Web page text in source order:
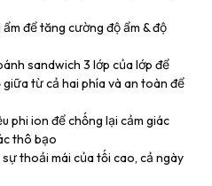
để tăng cường độ ẩm & độ
sandwich 3 lớp của lớp để
từ cả hai phía và an toàn để
phi ion để chống lại cảm giác
thô bạo
thoải mái của tối cao, cả ngày